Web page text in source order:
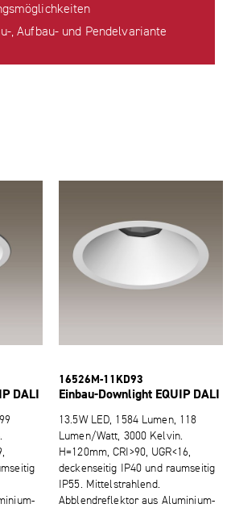
, Aufbau- und Pendelvariante
DALI
16526M-​11KD93
Einbau-​Downlight EQUIP DALI
13.5W LED, 1584 Lumen, 118
Lumen/Watt, 3000 Kelvin.
H=120mm, CRI>90, UGR<16,
deckenseitig IP40 und raumseitig
IP55. Mittelstrahlend.
Abblendreflektor aus Aluminium-​